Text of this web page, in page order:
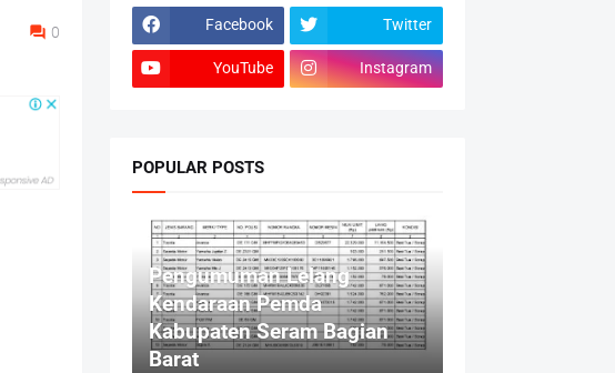
0 Facebook Twitter
YouTube Instagram
POPULAR POSTS
Pengumuman Lelang
Kendaraan Pemda
Kabupaten Seram Bagian
Barat